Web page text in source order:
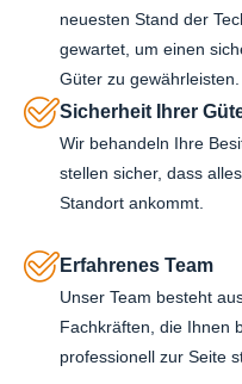
neuesten Stand der
gewartet, um einen
Güter zu gewährleisten.
Sicherheit Ihrer
Wir behandeln Ihre
stellen sicher, dass
Standort ankommt.
Erfahrenes Team
Unser Team besteht
Fachkräften, die Ihnen
professionell zur Seite